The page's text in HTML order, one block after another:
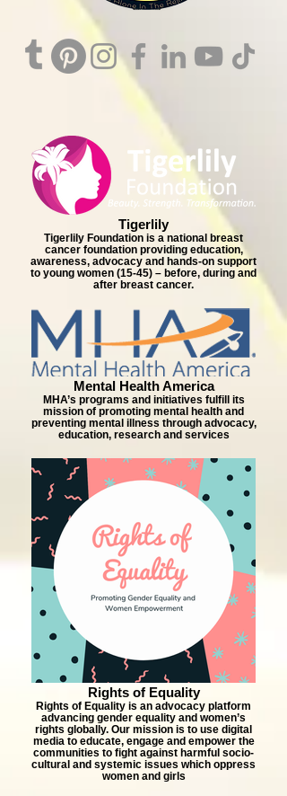
Tigerlily
Tigerlily Foundation is a national breast
cancer foundation providing education,
awareness, advocacy and hands-on support
to young women (15-45) – before, during and
after breast cancer.
Mental Health America
MHA’s programs and initiatives fulfill its
mission of promoting mental health and
preventing mental illness through advocacy,
education, research and services
Rights of Equality
Rights of Equality is an advocacy platform
advancing gender equality and women’s
rights globally. Our mission is to use digital
media to educate, engage and empower the
communities to fight against harmful socio-
cultural and systemic issues which oppress
women and girls